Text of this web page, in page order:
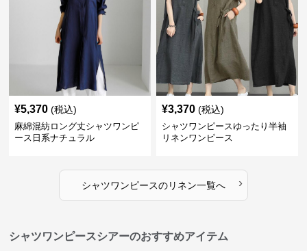
¥5,370 (税込)
麻綿混紡ロング丈シャツワンピ
ース日系ナチュラル
¥3,370 (税込)
シャツワンピースゆったり半袖
リネンワンピース
シャツワンピースのリネン一覧へ ›
シャツワンピースシアーのおすすめアイテム